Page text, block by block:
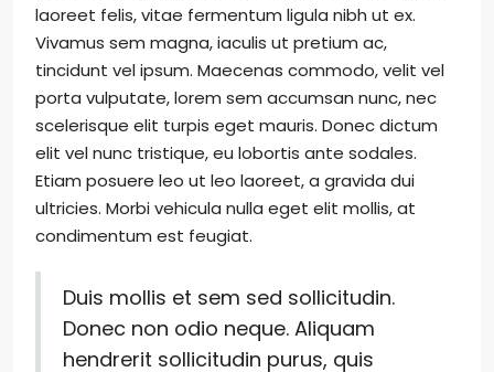
laoreet felis, vitae fermentum ligula nibh ut ex.
Vivamus sem magna, iaculis ut pretium ac,
tincidunt vel ipsum. Maecenas commodo, velit vel
porta vulputate, lorem sem accumsan nunc, nec
scelerisque elit turpis eget mauris. Donec dictum
elit vel nunc tristique, eu lobortis ante sodales.
Etiam posuere leo ut leo laoreet, a gravida dui
ultricies. Morbi vehicula nulla eget elit mollis, at
condimentum est feugiat.
Duis mollis et sem sed sollicitudin.
Donec non odio neque. Aliquam
hendrerit sollicitudin purus, quis